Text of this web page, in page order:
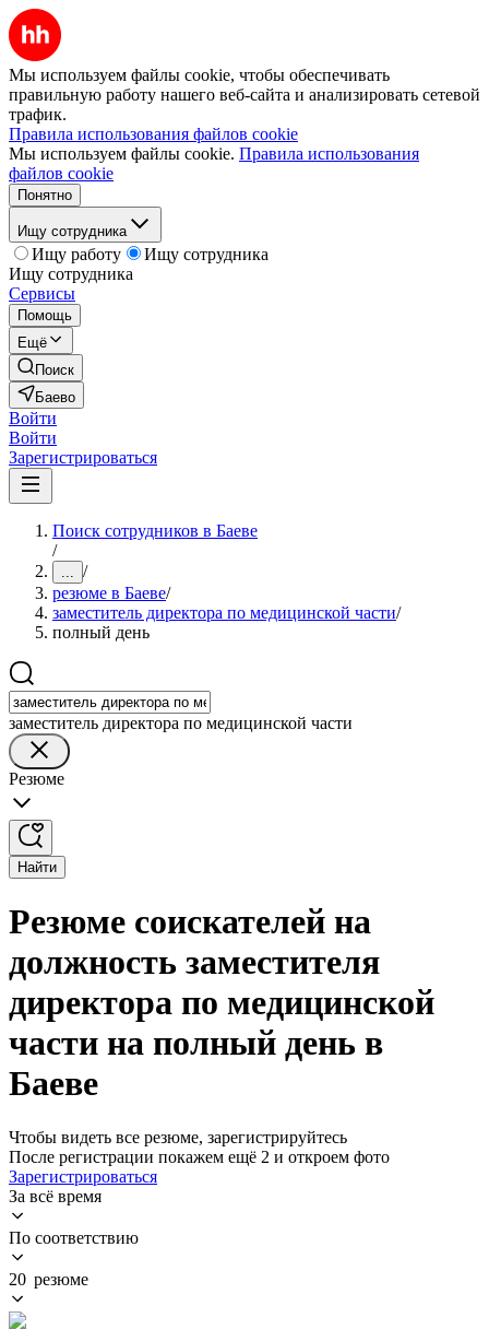
Мы используем файлы cookie, чтобы обеспечивать
правильную работу нашего веб-сайта и анализировать сетевой
трафик.
Правила использования файлов cookie
Мы используем файлы cookie. Правила использования
файлов cookie
Понятно
Ищу сотрудника
Ищу работу
Ищу сотрудника
Ищу сотрудника
Сервисы
Помощь
Ещё
Поиск
Баево
Войти
Войти
Зарегистрироваться
Поиск сотрудников в Баеве
/
... /
резюме в Баеве/
заместитель директора по медицинской части/
полный день
заместитель директора по медицинской части
Резюме
Найти
Резюме соискателей на
должность заместителя
директора по медицинской
части на полный день в
Баеве
Чтобы видеть все резюме, зарегистрируйтесь
После регистрации покажем ещё 2 и откроем фото
Зарегистрироваться
За всё время
По соответствию
20 резюме